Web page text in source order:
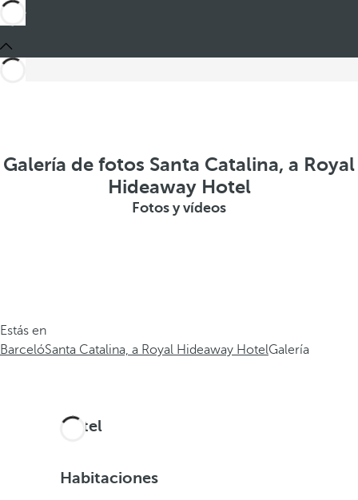
Galería de fotos Santa Catalina, a Royal
Hideaway Hotel
Fotos y vídeos
Estás en
BarcelóSanta Catalina, a Royal Hideaway HotelGalería
Hotel
Habitaciones